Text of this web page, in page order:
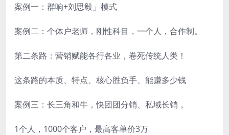
案例一：群响+刘思毅」模式
案例二：个体户老师，刚性科目，一个人，合作制。
第二条路：营销赋能各行各业，卷死传统人类！
这条路的本质、特点、核心胜负手、能赚多少钱
案例三：长三角和牛，快团团分销、私域长销，
1个人，1000个客户，最高客单价3万